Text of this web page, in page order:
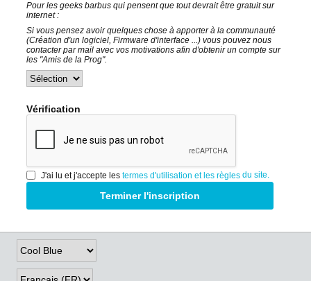
Pour les geeks barbus qui pensent que tout devrait être gratuit sur
internet :
Si vous pensez avoir quelques chose à apporter à la communauté
(Création d'un logiciel, Firmware d'interface ...) vous pouvez nous
contacter par mail avec vos motivations afin d'obtenir un compte sur
les "Amis de la Prog".
Vérification
J'ai lu et j'accepte les termes d'utilisation et les règles du site.
Terminer l'inscription